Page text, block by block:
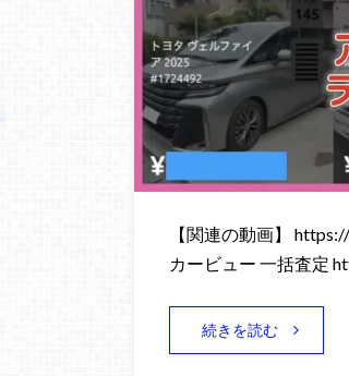
【関連の動画】
カービュー 一括査定
続きを読む